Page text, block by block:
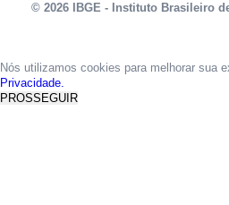
© 2026 IBGE - Instituto Brasileiro
Nós utilizamos cookies para melhorar sua
Privacidade.
PROSSEGUIR